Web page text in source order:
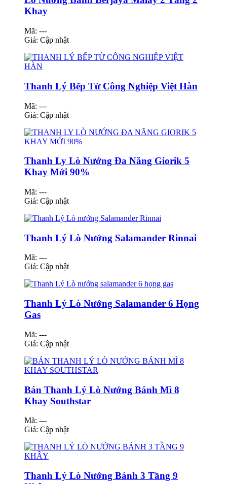
Khay
Mã: ---
Giá: Cập nhật
Thanh Lý Bếp Từ Công Nghiệp Việt Hàn
Mã: ---
Giá: Cập nhật
Thanh Ly Lò Nướng Đa Năng Giorik 5
Khay Mới 90%
Mã: ---
Giá: Cập nhật
Thanh Lý Lò Nướng Salamander Rinnai
Mã: ---
Giá: Cập nhật
Thanh Lý Lò Nướng Salamander 6 Họng
Gas
Mã: ---
Giá: Cập nhật
Bán Thanh Lý Lò Nướng Bánh Mì 8
Khay Southstar
Mã: ---
Giá: Cập nhật
Thanh Lý Lò Nướng Bánh 3 Tầng 9